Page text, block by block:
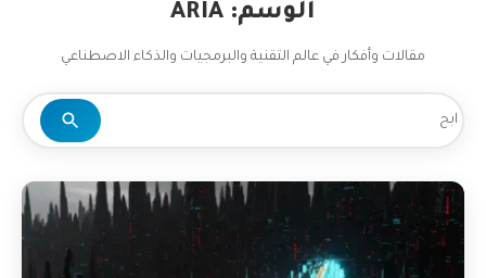
الوسم: ARIA
مقالات وأفكار في عالم التقنية والبرمجيات والذكاء الاصطناعي